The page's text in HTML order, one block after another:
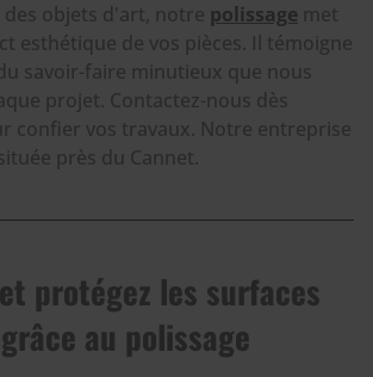
objets d'art, notre polissage met
esthétique de vos pièces. Il témoigne
savoir-faire minutieux que nous
projet. Contactez-nous dès
confier vos travaux. Notre entreprise
près du Cannet.
protégez les surfaces
au polissage